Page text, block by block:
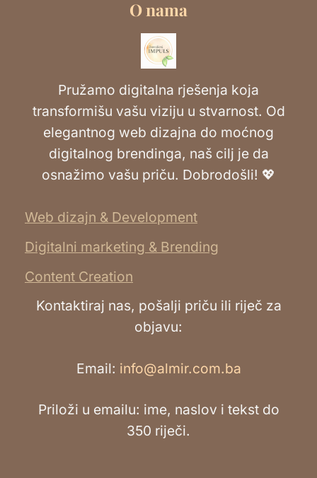
O nama
Pružamo digitalna rješenja koja
transformišu vašu viziju u stvarnost. Od
elegantnog web dizajna do moćnog
digitalnog brendinga, naš cilj je da
osnažimo vašu priču. Dobrodošli! 💖
Web dizajn & Development
Digitalni marketing & Brending
Content Creation
Kontaktiraj nas, pošalji priču ili riječ za
objavu:
Email: info@almir.com.ba
Priloži u emailu: ime, naslov i tekst do
350 riječi.